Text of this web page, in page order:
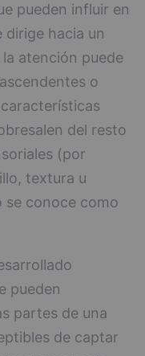
pueden influir en
dirige hacia un
atención puede
o
del resto
(por
textura u
se conoce como
pueden
partes de una
de captar